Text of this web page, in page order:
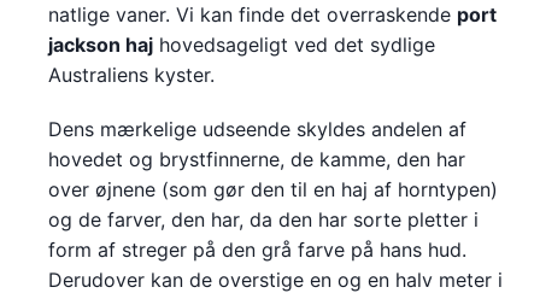
natlige vaner. Vi kan finde det overraskende port
jackson haj hovedsageligt ved det sydlige
Australiens kyster.
Dens mærkelige udseende skyldes andelen af
hovedet og brystfinnerne, de kamme, den har
over øjnene (som gør den til en haj af horntypen)
og de farver, den har, da den har sorte pletter i
form af streger på den grå farve på hans hud.
Derudover kan de overstige en og en halv meter i